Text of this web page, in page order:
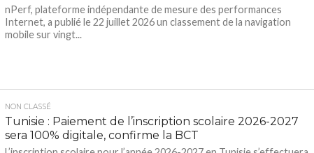
nPerf, plateforme indépendante de mesure des performances
Internet, a publié le 22 juillet 2026 un classement de la navigation
mobile sur vingt...
NON CLASSÉ
Tunisie : Paiement de l’inscription scolaire 2026-2027
sera 100% digitale, confirme la BCT